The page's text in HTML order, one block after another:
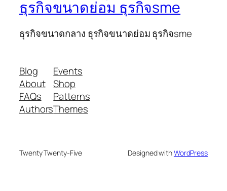
ธุรกิจขนาดย่อม ธุรกิจsme
ธุรกิจขนาดกลาง ธุรกิจขนาดย่อม ธุรกิจsme
Blog
About
FAQs
Authors
Events
Shop
Patterns
Themes
Twenty Twenty-Five Designed withWordPress